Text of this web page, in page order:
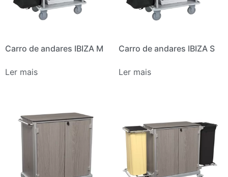
Carro de andares IBIZA M
Ler mais
Carro de andares IBIZA S
Ler mais